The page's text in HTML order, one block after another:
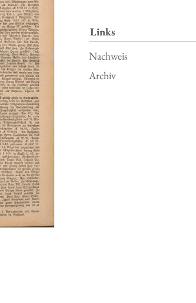
Links
Nachweis
Archiv